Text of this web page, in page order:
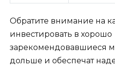
Обратите внимание на
инвестировать в хорошо
зарекомендовавшиеся
дольше и обеспечат